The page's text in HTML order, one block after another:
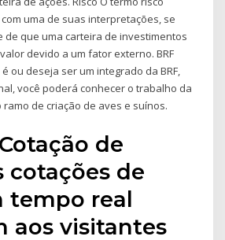
uma de suas interpretações, se
que uma carteira de investimentos
devido a um fator externo. BRF
ou deseja ser um integrado da BRF,
você poderá conhecer o trabalho da
de criação de aves e suínos.
de
cotações de
tempo real
aos visitantes